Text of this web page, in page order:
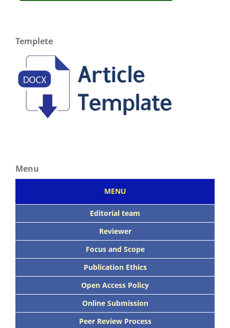
Templete
Menu
MENU
Editorial team
Reviewer
Focus and Scope
Publication Ethics
Open Access Policy
Online Submission
Peer Review Process